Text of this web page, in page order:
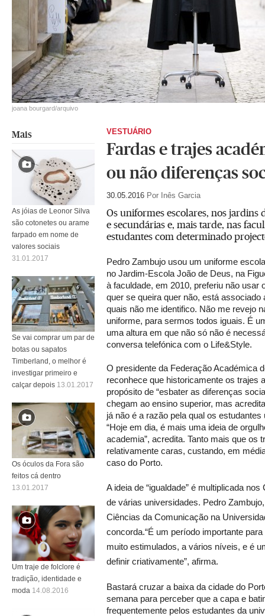
joana bourgard/arquivo
VESTUÁRIO
Fardas e trajes
ou não diferenças
30.05.2016 Por Inês Garcia
Os uniformes escolares, nos jardins
e secundárias e, mais tarde, nas
estudantes com determinado
Pedro Zambujo usou um uniforme
no Jardim-Escola João de Deus, na
à faculdade, em 2010, preferiu não usar
quer se queira quer não, está
quais não me identifico. Não me revejo
uniforme, para sermos todos iguais. É
uma altura em que não só não é
conversa telefónica com o Life&Style.
O presidente da Federação Académica
reconhece que historicamente os trajes
propósito de “esbater as diferenças
chegam ao ensino superior, mas
já não é a razão pela qual os
“Hoje em dia, é mais uma ideia de
academia”, acredita. Tanto mais que os
relativamente caras, custando, em
caso do Porto.
A ideia de “igualdade” é multiplicada
de várias universidades. Pedro
Ciências da Comunicação na
concorda.“É um período importante
muito estimulados, a vários níveis, e é
definir criativamente”, afirma.
Bastará cruzar a baixa da cidade do
semana para perceber que a capa e
frequentemente pelos estudantes da
Mais
As jóias de Leonor Silva
são cotonetes ou arame
farpado em nome de
valores sociais
31.01.2017
Se vai comprar um par de
botas ou sapatos
Timberland, o melhor é
investigar primeiro e
calçar depois 13.01.2017
Os óculos da Fora são
feitos cá dentro
13.01.2017
Um traje de folclore é
tradição, identidade e
moda 14.08.2016